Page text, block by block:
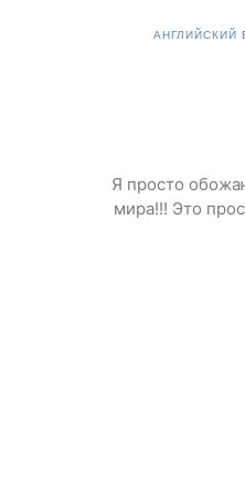
АНГЛИЙСКИЙ
Я просто
мира!!! Это